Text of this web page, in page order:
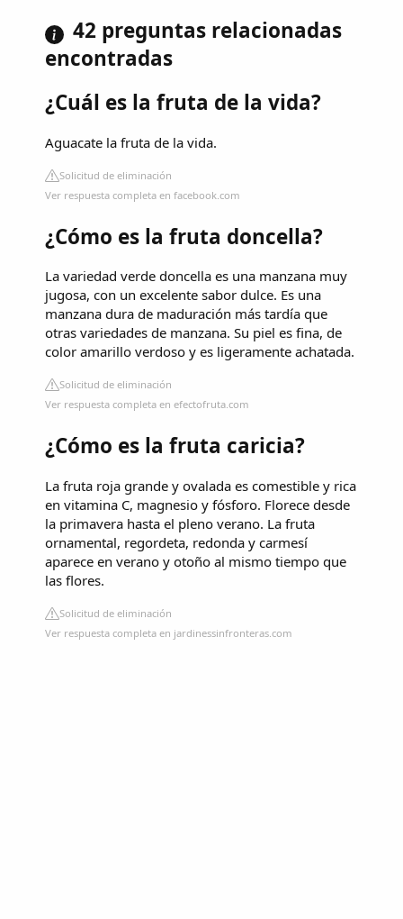
42 preguntas relacionadas
encontradas
¿Cuál es la fruta de la vida?
Aguacate la fruta de la vida.
Solicitud de eliminación
Ver respuesta completa en facebook.com
¿Cómo es la fruta doncella?
La variedad verde doncella es una manzana muy
jugosa, con un excelente sabor dulce. Es una
manzana dura de maduración más tardía que
otras variedades de manzana. Su piel es fina, de
color amarillo verdoso y es ligeramente achatada.
Solicitud de eliminación
Ver respuesta completa en efectofruta.com
¿Cómo es la fruta caricia?
La fruta roja grande y ovalada es comestible y rica
en vitamina C, magnesio y fósforo. Florece desde
la primavera hasta el pleno verano. La fruta
ornamental, regordeta, redonda y carmesí
aparece en verano y otoño al mismo tiempo que
las flores.
Solicitud de eliminación
Ver respuesta completa en jardinessinfronteras.com